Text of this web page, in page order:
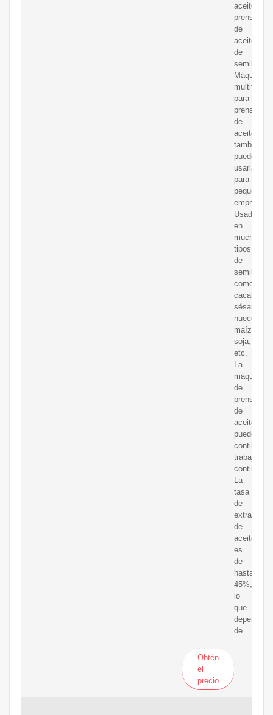
aceite,
prensa
de
aceite
de
semillas
Máquina
para
prensas
de
aceite,
también
puede
usarla
para
pequeñas
empresas
Usado
en
muchos
tipos
de
semillas,
como
sésamo,
nueces,
maíz,
soja,
etc.
La
máquina
de
prensa
de
aceite
puede
continuar
trabajo
continuo
La
tasa
de
extracción
de
aceite
es
de
hasta
45%,
lo
que
depende
de
Obtén
el
precio